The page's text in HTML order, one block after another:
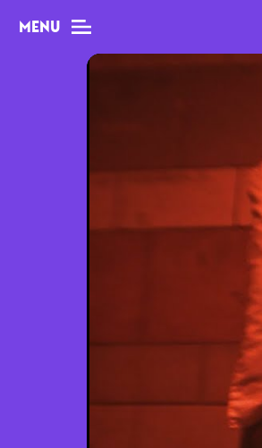
MENU
Dossiers
Newsletter